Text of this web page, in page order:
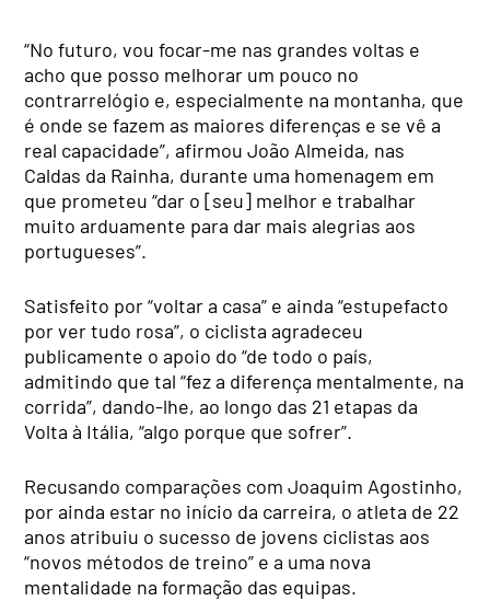
“No futuro, vou focar-me nas grandes voltas e
acho que posso melhorar um pouco no
contrarrelógio e, especialmente na montanha, que
é onde se fazem as maiores diferenças e se vê a
real capacidade”, afirmou João Almeida, nas
Caldas da Rainha, durante uma homenagem em
que prometeu “dar o [seu] melhor e trabalhar
muito arduamente para dar mais alegrias aos
portugueses”.
Satisfeito por “voltar a casa” e ainda “estupefacto
por ver tudo rosa”, o ciclista agradeceu
publicamente o apoio do “de todo o país,
admitindo que tal “fez a diferença mentalmente, na
corrida”, dando-lhe, ao longo das 21 etapas da
Volta à Itália, “algo porque que sofrer”.
Recusando comparações com Joaquim Agostinho,
por ainda estar no início da carreira, o atleta de 22
anos atribuiu o sucesso de jovens ciclistas aos
“novos métodos de treino” e a uma nova
mentalidade na formação das equipas.